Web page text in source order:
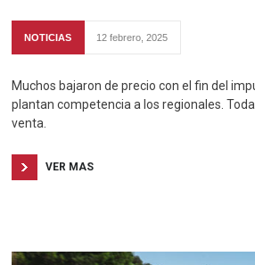
NOTICIAS 12 febrero, 2025
Muchos bajaron de precio con el fin del
plantan competencia a los regionales.
venta.
VER MAS